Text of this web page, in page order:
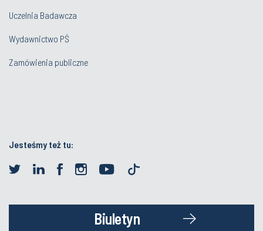
Uczelnia Badawcza
Wydawnictwo PŚ
Zamówienia publiczne
Jesteśmy też tu:
Biuletyn